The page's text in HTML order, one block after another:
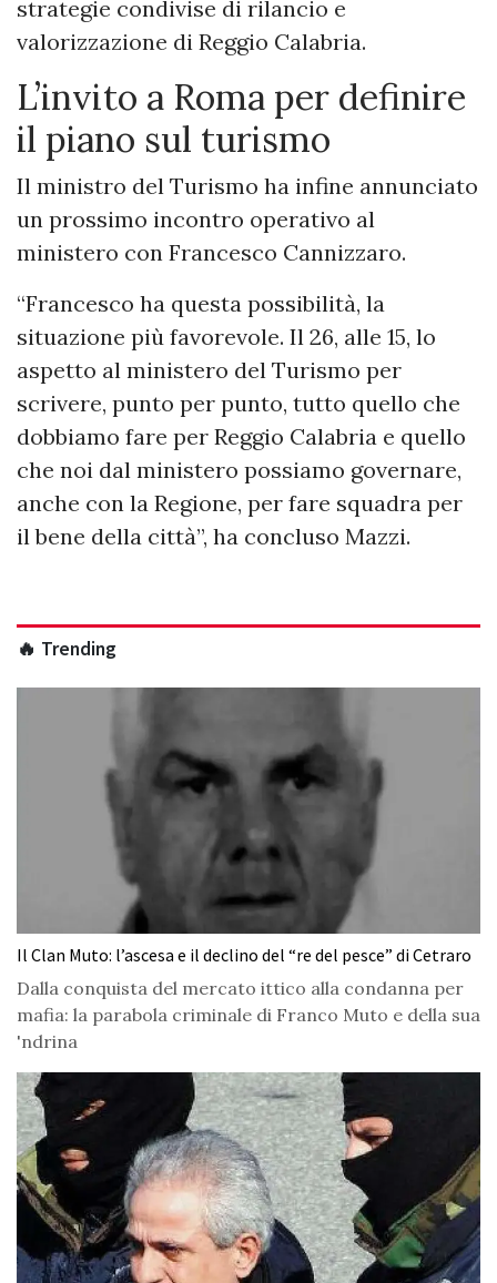
strategie condivise di rilancio e
valorizzazione di Reggio Calabria.
L’invito a Roma per definire
il piano sul turismo
Il ministro del Turismo ha infine annunciato
un prossimo incontro operativo al
ministero con Francesco Cannizzaro.
“Francesco ha questa possibilità, la
situazione più favorevole. Il 26, alle 15, lo
aspetto al ministero del Turismo per
scrivere, punto per punto, tutto quello che
dobbiamo fare per Reggio Calabria e quello
che noi dal ministero possiamo governare,
anche con la Regione, per fare squadra per
il bene della città”, ha concluso Mazzi.
🔥 Trending
Il Clan Muto: l’ascesa e il declino del “re del pesce” di Cetraro
Dalla conquista del mercato ittico alla condanna per
mafia: la parabola criminale di Franco Muto e della sua
'ndrina